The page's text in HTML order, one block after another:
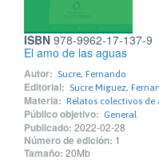
ISBN 978-9962-17-137-9
El amo de las aguas
Autor: Sucre, Fernando
Editorial: Sucre Miguez,
Materia: Relatos colectivos
Público objetivo: General
Publicado: 2022-02-28
Número de edición: 1
Tamaño: 20Mb